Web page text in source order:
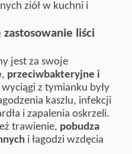
ziół w kuchni i
zastosowanie liści
jest za swoje
, przeciwbakteryjne i
z tymianku były
kaszlu, infekcji
i zapalenia oskrzeli.
trawienie, pobudza
i łagodzi wzdęcia